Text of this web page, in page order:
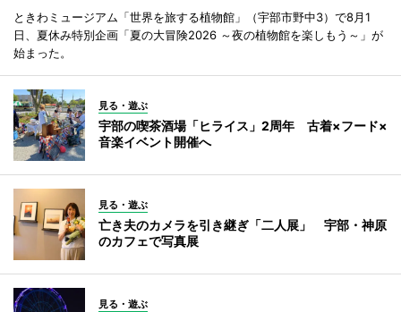
ときわミュージアム「世界を旅する植物館」（宇部市野中3）で8月1
日、夏休み特別企画「夏の大冒険2026 ～夜の植物館を楽しもう～」が
始まった。
見る・遊ぶ
宇部の喫茶酒場「ヒライス」2周年 古着×フード×
音楽イベント開催へ
見る・遊ぶ
亡き夫のカメラを引き継ぎ「二人展」 宇部・神原
のカフェで写真展
見る・遊ぶ